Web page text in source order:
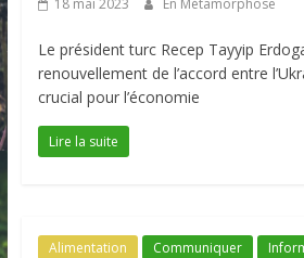
Le président turc Recep Tayyip
renouvellement de l’accord entre
crucial pour l’économie
Lire la suite
Alimentation Communiquer